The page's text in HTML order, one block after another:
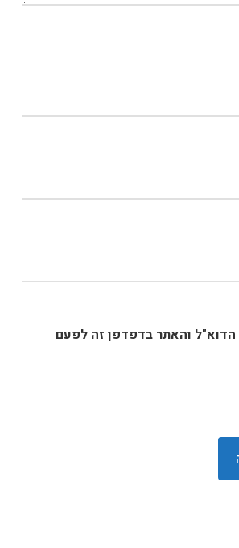
והאתר בדפדפן זה לפעם